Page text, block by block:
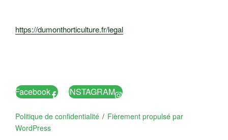
https://dumonthorticulture.fr/legal
Facebook INSTAGRAM
Politique de confidentialité
Fièrement propulsé par
WordPress